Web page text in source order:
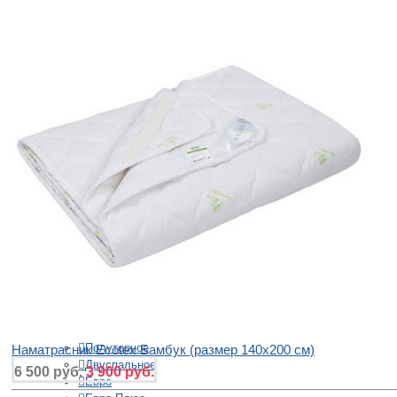
Бренды
Asabella
Belashoff
Ecotex
German Grass
Полуторное
Двуспальное
Евро
Наматрасник Ecotex Бамбук (размер 140x200 см)
6 500 руб. 3 900 руб.